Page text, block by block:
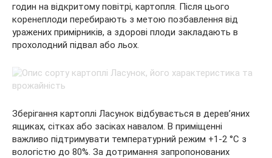
годин на відкритому повітрі, картопля. Після цього
коренеплоди перебирають з метою позбавлення від
уражених примірників, а здорові плоди закладають в
прохолодний підвал або льох.
Зберігання картоплі Ласунок відбувається в дерев’яних
ящиках, сітках або засіках навалом. В приміщенні
важливо підтримувати температурний режим +1-2 °C з
вологістю до 80%. За дотримання запропонованих